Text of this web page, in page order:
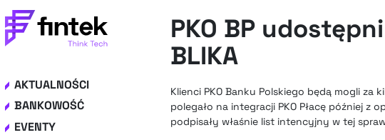
AKTUALNOŚCI
BANKOWOŚĆ
EVENTY
PKO BP
BLIKA
Klienci PKO Banku Polskiego będą mogli za
polegało na integracji PKO Płacę później z
podpisały właśnie list intencyjny w tej